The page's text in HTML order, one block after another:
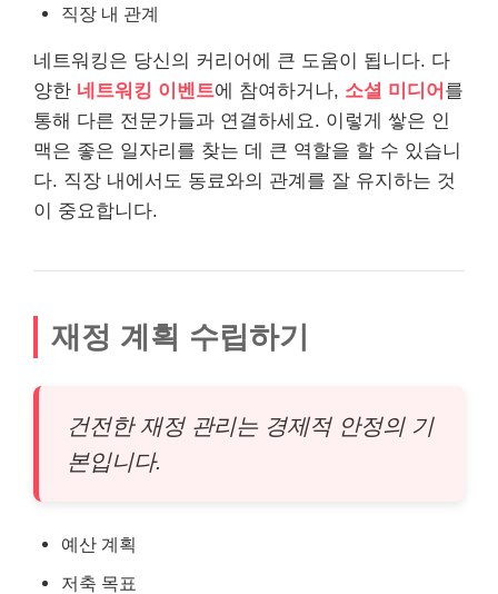
직장 내 관계
네트워킹은 당신의 커리어에 큰 도움이 됩니다. 다
양한 네트워킹 이벤트에 참여하거나, 소셜 미디어 를
통해 다른 전문가들과 연결하세요. 이렇게 쌓은 인
맥은 좋은 일자리를 찾는 데 큰 역할을 할 수 있습니
다. 직장 내에서도 동료와의 관계를 잘 유지하는 것
이 중요합니다.
재정 계획 수립하기
건전한 재정 관리는 경제적 안정의 기
본입니다.
예산 계획
저축 목표